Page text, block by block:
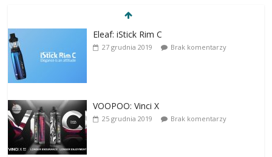
Eleaf: iStick Rim C
27 grudnia 2019 Brak komentarzy
VOOPOO: Vinci X
25 grudnia 2019 Brak komentarzy